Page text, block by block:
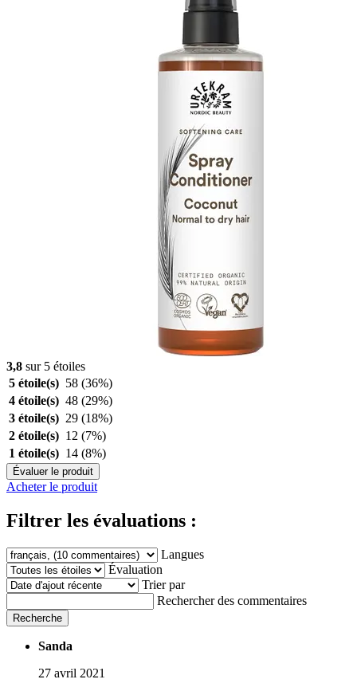
3,8 sur 5 étoiles
5 étoile(s) 58 (36%)
4 étoile(s) 48 (29%)
3 étoile(s) 29 (18%)
2 étoile(s) 12 (7%)
1 étoile(s) 14 (8%)
Évaluer le produit
Acheter le produit
Filtrer les évaluations :
Langues
Évaluation
Trier par
Rechercher des commentaires
Recherche
Sanda
27 avril 2021